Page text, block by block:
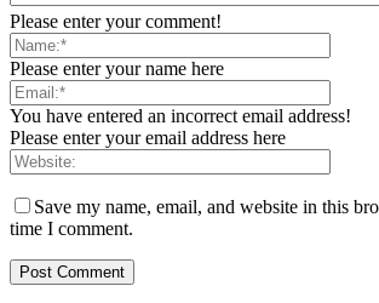
Please enter your comment!
Please enter your name here
You have entered an incorrect email address!
Please enter your email address here
Save my name, email, and website in this
time I comment.